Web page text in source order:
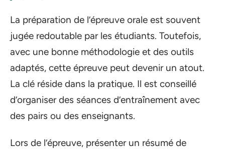
La préparation de l’épreuve orale est souvent
jugée redoutable par les étudiants. Toutefois,
avec une bonne méthodologie et des outils
adaptés, cette épreuve peut devenir un atout.
La clé réside dans la pratique. Il est conseillé
d’organiser des séances d’entraînement avec
des pairs ou des enseignants.
Lors de l’épreuve, présenter un résumé de